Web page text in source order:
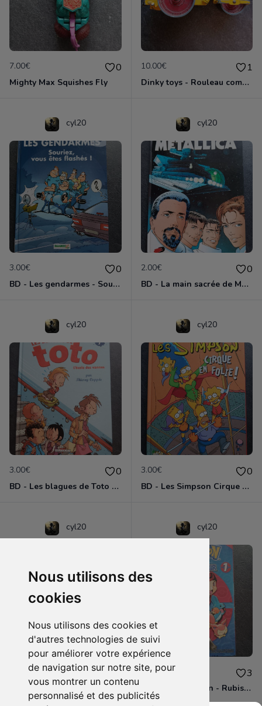
Nous utilisons des
cookies
Nous utilisons des cookies et
d'autres technologies de suivi
pour améliorer votre expérience
de navigation sur notre site, pour
vous montrer un contenu
personnalisé et des publicités
7.00€ 0
Mighty Max Squishes Fly
10.00€ 1
Dinky toys - Rouleau compresseur - Richier 90A
cyl20
3.00€ 0
BD - Les gendarmes - Souriez, vous êtes flashés - Tome 5
cyl20
2.00€ 0
BD - La main sacrée de Metallica
cyl20
3.00€ 0
BD - Les blagues de Toto - L'école des vannes - Tome 1
cyl20
3.00€ 0
BD - Les Simpson Cirque en folie ! - Tome 11
cyl20
3.00€ 0
BD - Les Simpson - Sous les projecteurs - Tome 13
cyl20
4.00€ 3
Manga - Pokémon - Rubis et Saphir - Tome 1